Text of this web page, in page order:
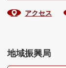
アクセス
地域振興局